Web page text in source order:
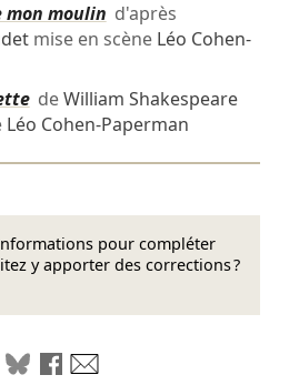
mon moulin d'après
mise en scène Léo Cohen-
deWilliam Shakespeare
Léo Cohen-Paperman
pour compléter
y apporter des corrections ?
le liensur LinkedIn
Partager sur Mastodon
Partager sur Bluesky
Partager sur Facebook